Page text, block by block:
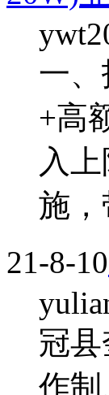
一
+高
入
施
21-8-10
冠
作